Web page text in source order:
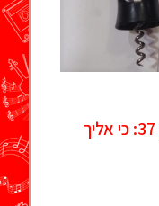
שני גיא, רומן בהמשכים, פרק 37: כי אליך